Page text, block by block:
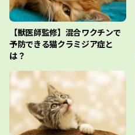
【獣医師監修】混合ワクチンで
予防できる猫クラミジア症と
は？